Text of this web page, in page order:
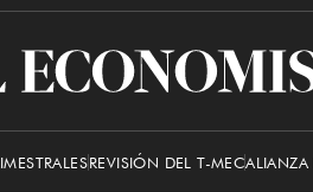
El
REVISIÓN DEL T-MECALIANZA